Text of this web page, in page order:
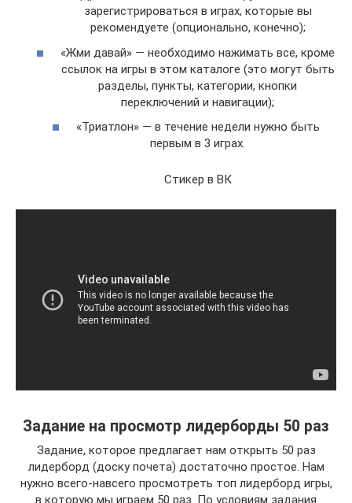
зарегистрироваться в играх, которые вы
рекомендуете (опционально, конечно);
«Жми давай» — необходимо нажимать все, кроме
ссылок на игры в этом каталоге (это могут быть
разделы, пункты, категории, кнопки
переключений и навигации);
«Триатлон» — в течение недели нужно быть
первым в 3 играх.
Стикер в ВК
Задание на просмотр лидерборды 50 раз
Задание, которое предлагает нам открыть 50 раз
лидерборд (доску почета) достаточно простое. Нам
нужно всего-навсего просмотреть топ лидерборд игры,
в которую мы играем 50 раз. По условиям задания